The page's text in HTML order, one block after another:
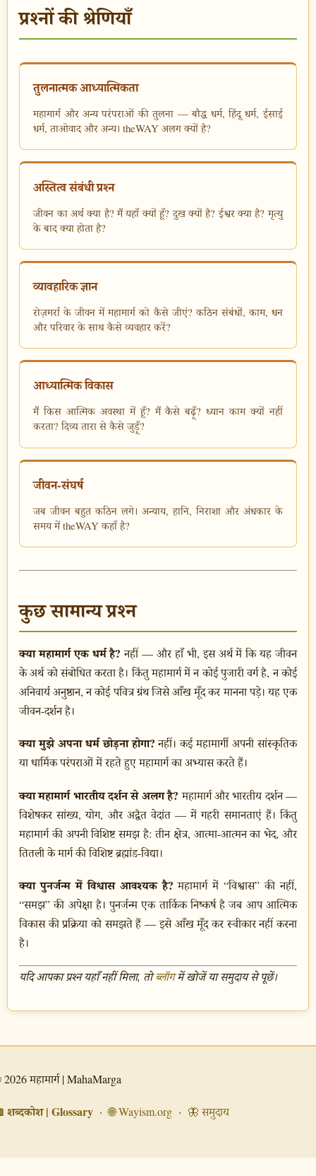
प्रश्नों की श्रेणियाँ
तुलनात्मक आध्यात्मिकता
महामार्ग और अन्य परंपराओं की तुलना — बौद्ध धर्म, हिंदू धर्म, ईसाई
धर्म, ताओवाद और अन्य। theWAY अलग क्यों है?
अस्तित्व संबंधी प्रश्न
जीवन का अर्थ क्या है? मैं यहाँ क्यों हूँ? दुख क्यों है? ईश्वर क्या है? मृत्यु
के बाद क्या होता है?
व्यावहारिक ज्ञान
रोज़मर्रा के जीवन में महामार्ग को कैसे जीएं? कठिन संबंधों, काम, धन
और परिवार के साथ कैसे व्यवहार करें?
आध्यात्मिक विकास
मैं किस आत्मिक अवस्था में हूँ? मैं कैसे बढ़ूँ? ध्यान काम क्यों नहीं
करता? दिव्य तारा से कैसे जुड़ूँ?
जीवन-संघर्ष
जब जीवन बहुत कठिन लगे। अन्याय, हानि, निराशा और अंधकार के
समय में theWAY कहाँ है?
कुछ सामान्य प्रश्न
क्या महामार्ग एक धर्म है? नहीं — और हाँ भी, इस अर्थ में कि यह जीवन
के अर्थ को संबोधित करता है। किंतु महामार्ग में न कोई पुजारी वर्ग है, न कोई
अनिवार्य अनुष्ठान, न कोई पवित्र ग्रंथ जिसे आँख मूँद कर मानना पड़े। यह एक
जीवन-दर्शन है।
क्या मुझे अपना धर्म छोड़ना होगा?नहीं। कई महामार्गी अपनी सांस्कृतिक
या धार्मिक परंपराओं में रहते हुए महामार्ग का अभ्यास करते हैं।
क्या महामार्ग भारतीय दर्शन से अलग है? महामार्ग और भारतीय दर्शन —
विशेषकर सांख्य, योग, और अद्वैत वेदांत — में गहरी समानताएं हैं। किंतु
महामार्ग की अपनी विशिष्ट समझ है: तीन क्षेत्र, आत्मा-आत्मन का भेद, और
तितली के मार्ग की विशिष्ट ब्रह्मांड-विद्या।
क्या पुनर्जन्म में विश्वास आवश्यक है? महामार्ग में “विश्वास” की नहीं,
“समझ” की अपेक्षा है। पुनर्जन्म एक तार्किक निष्कर्ष है जब आप आत्मिक
विकास की प्रक्रिया को समझते हैं — इसे आँख मूँद कर स्वीकार नहीं करना
है।
यदि आपका प्रश्न यहाँ नहीं मिला, तोब्लॉगमें खोजें या समुदाय से पूछें।
महामार्ग | MahaMarga
शब्दकोश | Glossary ·🌐 Wayism.org · 🦋 समुदाय